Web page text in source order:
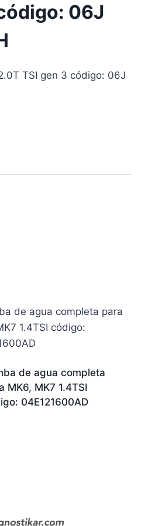
06J
TSI gen 3 código: 06J
de agua completa
MK6, MK7 1.4TSI
04E121600AD
tu asistente!
consultar sobreBobina para
TT, A3 1.8T TSI 2.0T TSI gen
905 110 G / 06L905110H